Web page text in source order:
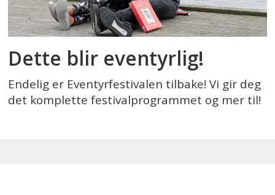
Dette blir eventyrlig!
Endelig er Eventyrfestivalen tilbake! Vi gir deg
det komplette festivalprogrammet og mer til!